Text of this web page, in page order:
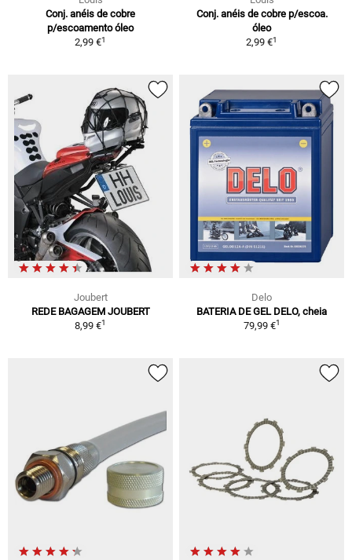
Conj. anéis de cobre
p/escoamento óleo
2,99 €1
Conj. anéis de cobre p/escoa.
óleo
2,99 €1
Joubert
REDE BAGAGEM JOUBERT
8,99 €1
Delo
BATERIA DE GEL DELO, cheia
79,99 €1